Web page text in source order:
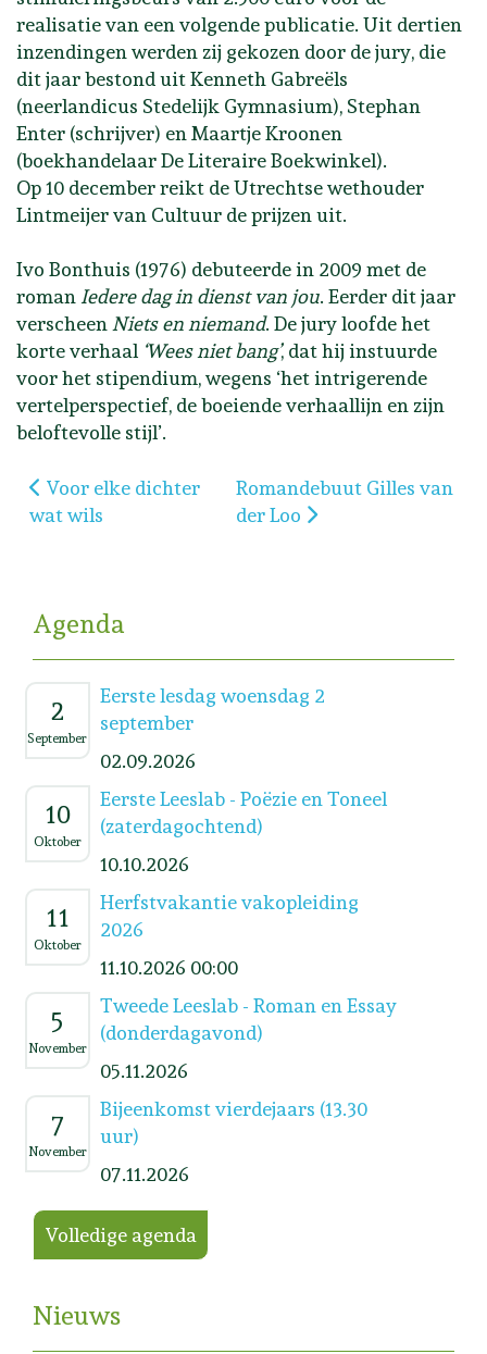
realisatie van een volgende publicatie. Uit dertien
inzendingen werden zij gekozen door de jury, die
dit jaar bestond uit Kenneth Gabreëls
(neerlandicus Stedelijk Gymnasium), Stephan
Enter (schrijver) en Maartje Kroonen
(boekhandelaar De Literaire Boekwinkel).
Op 10 december reikt de Utrechtse wethouder
Lintmeijer van Cultuur de prijzen uit.
Ivo Bonthuis (1976) debuteerde in 2009 met de
roman Iedere dag in dienst van jou. Eerder dit jaar
verscheen Niets en niemand. De jury loofde het
korte verhaal ‘Wees niet bang’, dat hij instuurde
voor het stipendium, wegens ‘het intrigerende
vertelperspectief, de boeiende verhaallijn en zijn
beloftevolle stijl’.
Vorig artikel: Voor elke dichter wat wils
Voor elke dichter
wat wils
Volgende artikel:
Romandebuut Gilles van
der Loo
Agenda
2
September
Eerste lesdag woensdag 2
september
02.09.2026
10
Oktober
Eerste Leeslab - Poëzie en Toneel
(zaterdagochtend)
10.10.2026
11
Oktober
Herfstvakantie vakopleiding
2026
11.10.2026 00:00
5
November
Tweede Leeslab - Roman en Essay
(donderdagavond)
05.11.2026
7
November
Bijeenkomst vierdejaars (13.30
uur)
07.11.2026
Volledige agenda
Nieuws